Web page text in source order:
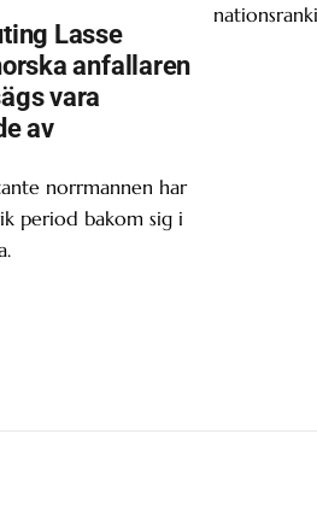
Lasse
anfallaren
vara
av
norrmannen har
period bakom sig i